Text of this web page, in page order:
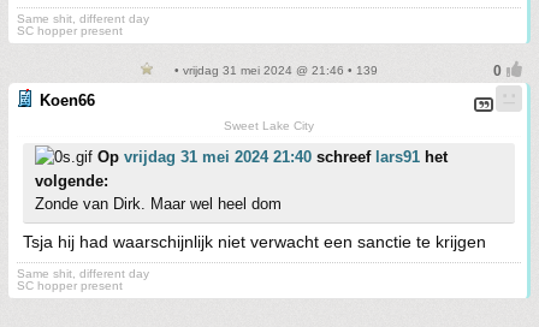
Same shit, different day
SC hopper present
• vrijdag 31 mei 2024 @ 21:46 • 139
Koen66
Sweet Lake City
Op vrijdag 31 mei 2024 21:40 schreef lars91 het
volgende:
Zonde van Dirk. Maar wel heel dom
Tsja hij had waarschijnlijk niet verwacht een sanctie te krijgen
Same shit, different day
SC hopper present